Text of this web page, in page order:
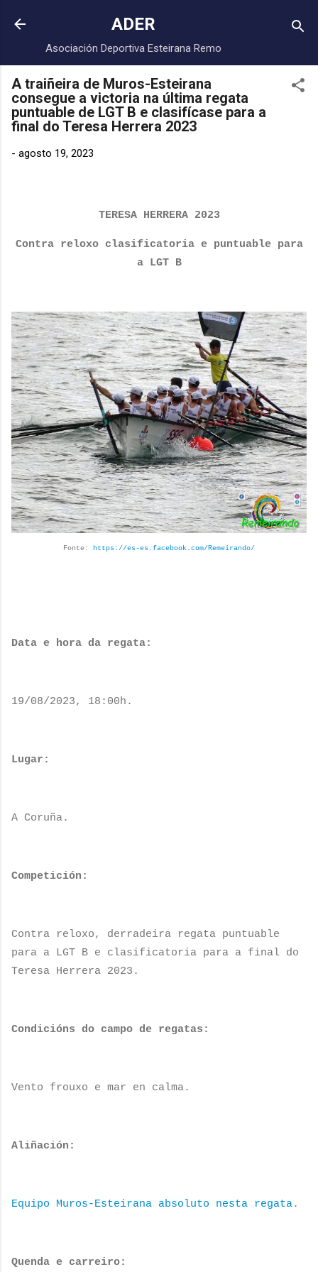
Saltar ao contido principal
ADER
Asociación Deportiva Esteirana Remo
A traiñeira de Muros-Esteirana
consegue a victoria na última regata
puntuable de LGT B e clasifícase para a
final do Teresa Herrera 2023
- agosto 19, 2023
TERESA HERRERA 2023
Contra reloxo clasificatoria e puntuable para
a LGT B
Fonte: https://es-es.facebook.com/Remeirando/
Data e hora da regata:
19/08/2023, 18:00h.
Lugar:
A Coruña.
Competición:
Contra reloxo, derradeira regata puntuable
para a LGT B e clasificatoria para a final do
Teresa Herrera 2023.
Condicións do campo de regatas:
Vento frouxo e mar en calma.
Aliñación:
Equipo Muros-Esteirana absoluto nesta regata.
Quenda e carreiro: